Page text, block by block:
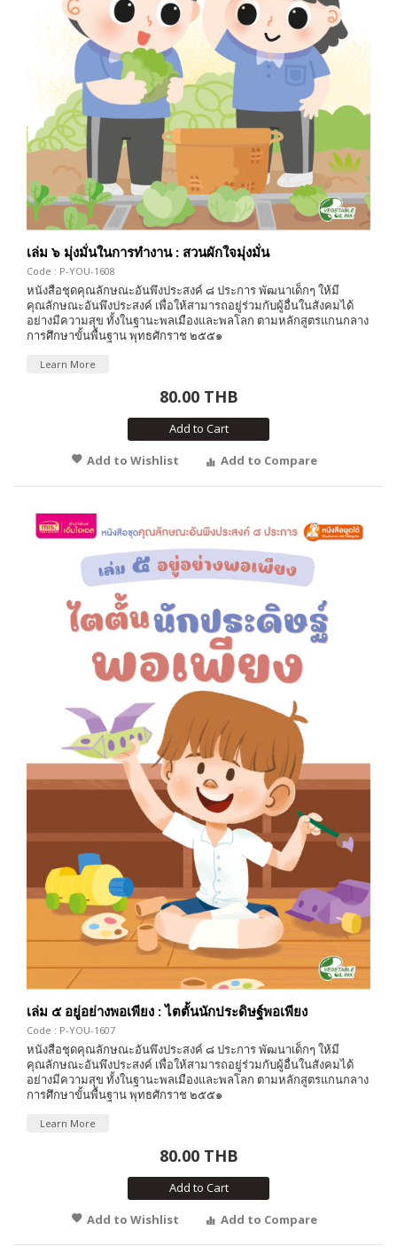
เล่ม ๖ มุ่งมั่นในการทำงาน : สวนผักใจมุ่งมั่น
Code : P-YOU-1608
หนังสือชุดคุณลักษณะอันพึงประสงค์ ๘ ประการ พัฒนาเด็กๆ ให้มี
คุณลักษณะอันพึงประสงค์ เพื่อให้สามารถอยู่ร่วมกับผู้อื่นในสังคมได้
อย่างมีความสุข ทั้งในฐานะพลเมืองและพลโลก ตามหลักสูตรแกนกลาง
การศึกษาขั้นพื้นฐาน พุทธศักราช ๒๕๕๑
Learn More
80.00 THB
Add to Cart
Add to Wishlist
Add to Compare
เล่ม ๕ อยู่อย่างพอเพียง : ไตตั้นนักประดิษฐ์พอเพียง
Code : P-YOU-1607
หนังสือชุดคุณลักษณะอันพึงประสงค์ ๘ ประการ พัฒนาเด็กๆ ให้มี
คุณลักษณะอันพึงประสงค์ เพื่อให้สามารถอยู่ร่วมกับผู้อื่นในสังคมได้
อย่างมีความสุข ทั้งในฐานะพลเมืองและพลโลก ตามหลักสูตรแกนกลาง
การศึกษาขั้นพื้นฐาน พุทธศักราช ๒๕๕๑
Learn More
80.00 THB
Add to Cart
Add to Wishlist
Add to Compare